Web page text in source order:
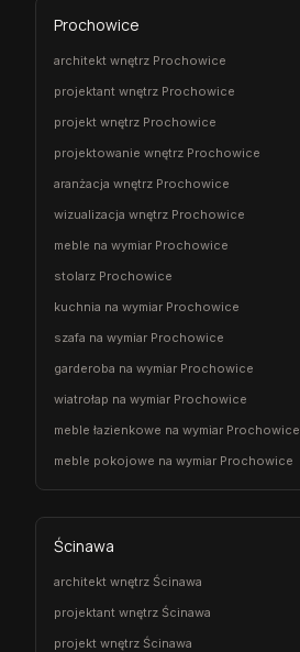
Prochowice
architekt wnętrz Prochowice
projektant wnętrz Prochowice
projekt wnętrz Prochowice
projektowanie wnętrz Prochowice
aranżacja wnętrz Prochowice
wizualizacja wnętrz Prochowice
meble na wymiar Prochowice
stolarz Prochowice
kuchnia na wymiar Prochowice
szafa na wymiar Prochowice
garderoba na wymiar Prochowice
wiatrołap na wymiar Prochowice
meble łazienkowe na wymiar Prochowice
meble pokojowe na wymiar Prochowice
Ścinawa
architekt wnętrz Ścinawa
projektant wnętrz Ścinawa
projekt wnętrz Ścinawa